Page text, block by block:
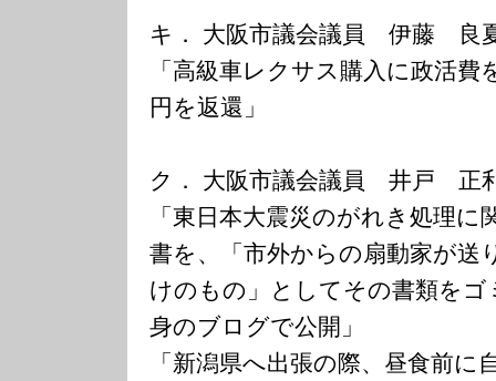
キ． 大阪市議会議員 伊藤 良
「高級車レクサス購入に政活費
円を返還」
ク． 大阪市議会議員 井戸 正
「東日本大震災のがれき処理
書を、「市外からの扇動家が送
けのもの」としてその書類を
身のブログで公開」
「新潟県へ出張の際、昼食前